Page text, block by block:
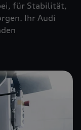
für Stabilität,
Ihr Audi